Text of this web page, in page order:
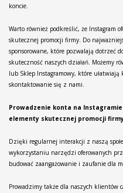
koncie.
Warto również podkreślić, że Instagram
skutecznej promocji firmy. Do
sponsorowane, które pozwalają dotrzeć
skuteczność naszych działań. Możemy
lub Sklep Instagramowy, które
skontaktowanie się z nami.
Prowadzenie konta na
elementy skutecznej promocji
Dzięki regularnej interakcji z naszą
wykorzystaniu narzędzi oferowanych
budować zaangażowanie i zaufanie dla
Prowadzimy także dla naszych klientów